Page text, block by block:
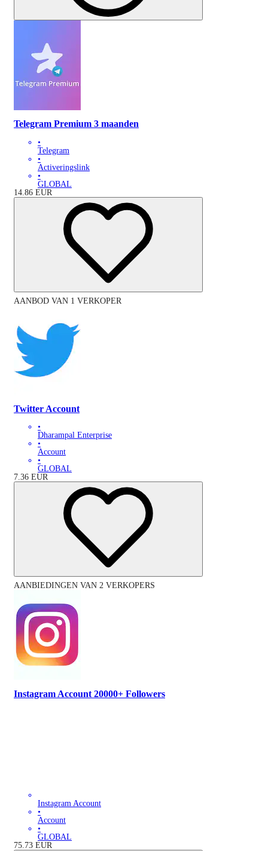
Telegram Premium 3 maanden
•
Telegram
•
Activeringslink
•
GLOBAL
14.86 EUR
AANBOD VAN 1 VERKOPER
Twitter Account
•
Dharampal Enterprise
•
Account
•
GLOBAL
7.36 EUR
AANBIEDINGEN VAN 2 VERKOPERS
Instagram Account 20000+ Followers
Instagram Account
•
Account
•
GLOBAL
75.73 EUR